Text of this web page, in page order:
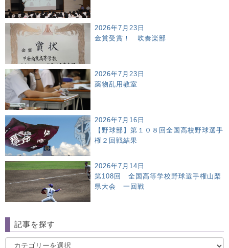
2026年7月23日
金賞受賞！ 吹奏楽部
2026年7月23日
薬物乱用教室
2026年7月16日
【野球部】第１０８回全国高校野球選手
権２回戦結果
2026年7月14日
第108回 全国高等学校野球選手権山梨
県大会 一回戦
記事を探す